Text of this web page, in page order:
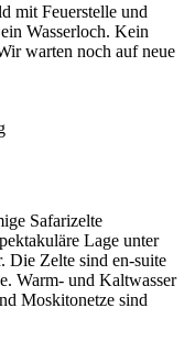
mit Feuerstelle und
Wasserloch. Kein
warten noch auf neue
Safarizelte
Lage unter
Die Zelte sind en-suite
Warm- und Kaltwasser
Moskitonetze sind